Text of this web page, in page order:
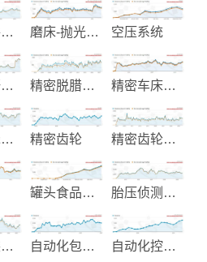
磁性元件和交换式电源制造 磨床-抛光-拉床自动化加工设备 空压系统
粉碎及研磨机械 精密脱腊铸造制造 精密车床机器
精密陶瓷零件制造 精密齿轮 精密齿轮制造
罐头食品与饮料制造 胎压侦测系统
自动包装机械 自动化包装设备 自动化控制系统设计